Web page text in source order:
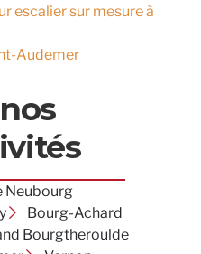
escalier sur mesure à
Audemer
Neubourg
Bourg-Achard
Bourgtheroulde